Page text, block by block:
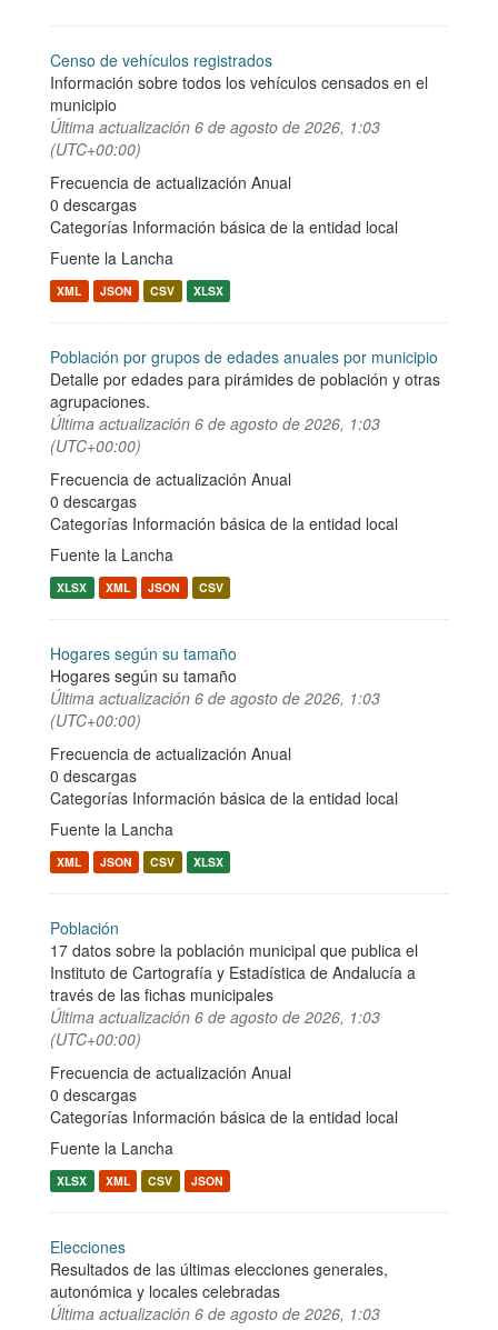
Censo de vehículos registrados
Información sobre todos los vehículos censados en el
municipio
Última actualización 6 de agosto de 2026, 1:03
(UTC+00:00)
Frecuencia de actualización Anual
0 descargas
Categorías Información básica de la entidad local
Fuente la Lancha
XML JSON CSV XLSX
Población por grupos de edades anuales por municipio
Detalle por edades para pirámides de población y otras
agrupaciones.
Última actualización 6 de agosto de 2026, 1:03
(UTC+00:00)
Frecuencia de actualización Anual
0 descargas
Categorías Información básica de la entidad local
Fuente la Lancha
XLSX XML JSON CSV
Hogares según su tamaño
Hogares según su tamaño
Última actualización 6 de agosto de 2026, 1:03
(UTC+00:00)
Frecuencia de actualización Anual
0 descargas
Categorías Información básica de la entidad local
Fuente la Lancha
XML JSON CSV XLSX
Población
17 datos sobre la población municipal que publica el
Instituto de Cartografía y Estadística de Andalucía a
través de las fichas municipales
Última actualización 6 de agosto de 2026, 1:03
(UTC+00:00)
Frecuencia de actualización Anual
0 descargas
Categorías Información básica de la entidad local
Fuente la Lancha
XLSX XML CSV JSON
Elecciones
Resultados de las últimas elecciones generales,
autonómica y locales celebradas
Última actualización 6 de agosto de 2026, 1:03